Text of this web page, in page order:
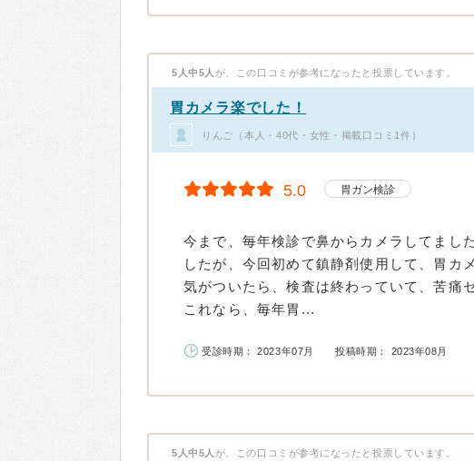
5人中5人 が、この口コミが参考になったと投票しています。
胃カメラ楽でした！
りんご（本人・40代・女性・掲載口コミ1件）
5.0 胃ガン検診
今まで、毎年検診で鼻からカメラしてまし
したが、今回初めて鎮静剤使用して、胃カ
気がついたら、検査は終わっていて、苦痛
これなら、毎年胃...
受診時期： 2023年07月 投稿時期： 2023年08月
5人中5人 が、この口コミが参考になったと投票しています。